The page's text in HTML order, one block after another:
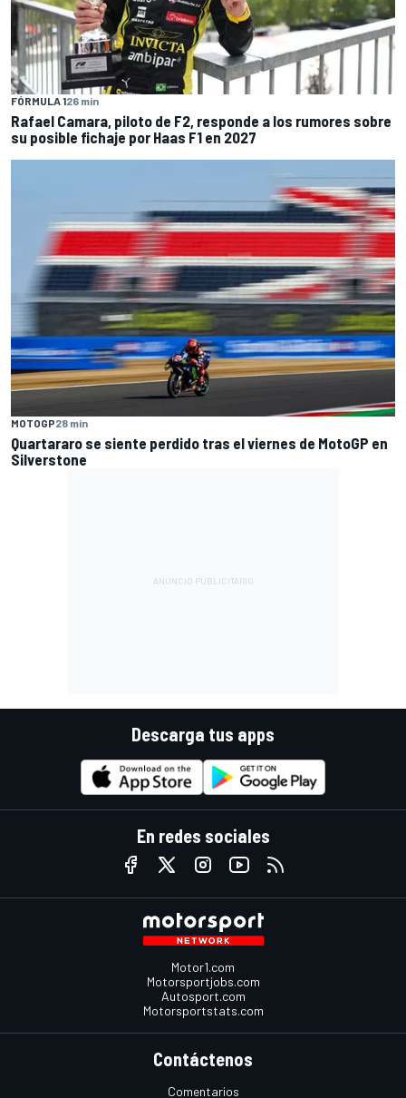
FÓRMULA 126 min
Rafael Camara, piloto de F2, responde a los rumores sobre
su posible fichaje por Haas F1 en 2027
MOTOGP28 min
Quartararo se siente perdido tras el viernes de MotoGP en
Silverstone
Descarga tus apps
En redes sociales
Motor1.com
Motorsportjobs.com
Autosport.com
Motorsportstats.com
Contáctenos
Comentarios